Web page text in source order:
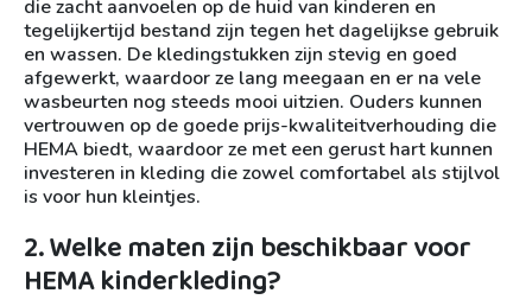
die zacht aanvoelen op de huid van kinderen en
tegelijkertijd bestand zijn tegen het dagelijkse gebruik
en wassen. De kledingstukken zijn stevig en goed
afgewerkt, waardoor ze lang meegaan en er na vele
wasbeurten nog steeds mooi uitzien. Ouders kunnen
vertrouwen op de goede prijs-kwaliteitverhouding die
HEMA biedt, waardoor ze met een gerust hart kunnen
investeren in kleding die zowel comfortabel als stijlvol
is voor hun kleintjes.
2. Welke maten zijn beschikbaar voor
HEMA kinderkleding?